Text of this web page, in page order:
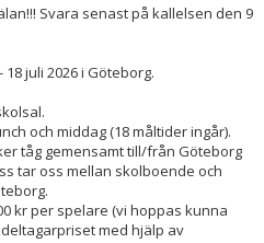
Svara senast på kallelsen den 9
18 juli 2026 i Göteborg.
och middag (18 måltider ingår).
tåg gemensamt till/från Göteborg
tar oss mellan skolboende och
kr per spelare (vi hoppas kunna
med hjälp av